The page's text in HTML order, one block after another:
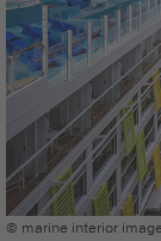
© marine interior